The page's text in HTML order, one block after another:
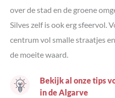
over de stad en de groene
Silves zelf is ook erg sfeervol.
centrum vol smalle straatjes
de moeite waard.
Bekijk al onze tips
in de Algarve